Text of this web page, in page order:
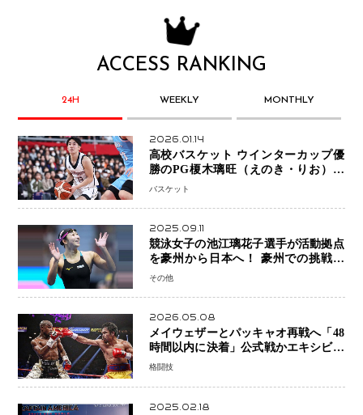
ACCESS RANKING
24H WEEKLY MONTHLY
2026.01.14
高校バスケット ウインターカップ優
勝のPG榎木璃旺（えのき・りお）が
プロの現場へ―。
バスケット
2025.09.11
競泳女子の池江璃花子選手が活動拠点
を豪州から日本へ！ 豪州での挑戦を
糧に、28年ロサンゼルス五輪へ再始動
その他
2026.05.08
メイウェザーとパッキャオ再戦へ「48
時間以内に決着」公式戦かエキシビシ
ョンか混迷続く
格闘技
2025.02.18